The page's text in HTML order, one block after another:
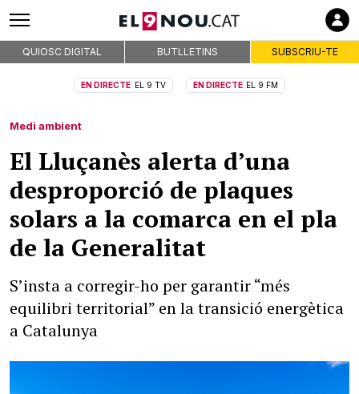
QUIOSC DIGITAL BUTLLETINS SUBSCRIU-TE
EN DIRECTE EL 9 TV EN DIRECTE EL 9 FM
Medi ambient
El Lluçanès alerta d’una
desproporció de plaques
solars a la comarca en el pla
de la Generalitat
S’insta a corregir-ho per garantir “més
equilibri territorial” en la transició energètica
a Catalunya